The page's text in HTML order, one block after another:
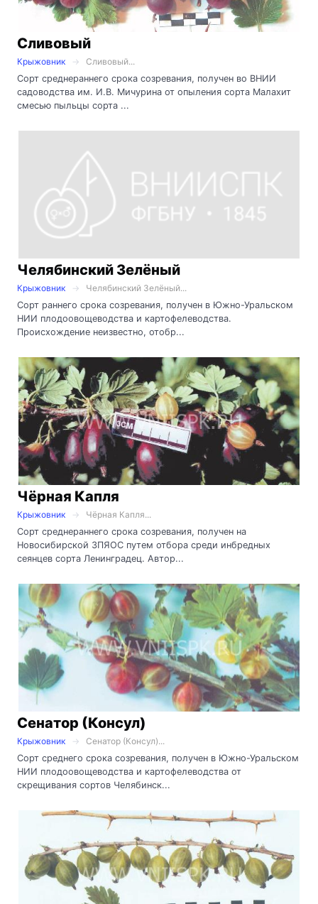
Сливовый
Крыжовник
Сливовый...
Сорт среднераннего срока созревания, получен во ВНИИ
садоводства им. И.В. Мичурина от опыления сорта Малахит
смесью пыльцы сорта ...
Челябинский Зелёный
Крыжовник
Челябинский Зелёный...
Сорт раннего срока созревания, получен в Южно-Уральском
НИИ плодоовощеводства и картофелеводства.
Происхождение неизвестно, отобр...
Чёрная Капля
Крыжовник
Чёрная Капля...
Сорт среднераннего срока созревания, получен на
Новосибирской ЗПЯОС путем отбора среди инбредных
сеянцев сорта Ленинградец. Автор...
Сенатор (Консул)
Крыжовник
Сенатор (Консул)...
Сорт среднего срока созревания, получен в Южно-Уральском
НИИ плодоовощеводства и картофелеводства от
скрещивания сортов Челябинск...